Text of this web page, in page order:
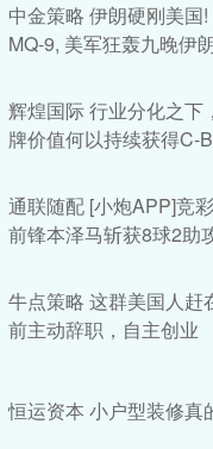
中金策略 伊朗硬刚美国
MQ-9, 美军狂轰九晚伊
辉煌国际 行业分化之下
牌价值何以持续获得C-
通联随配 [小炮APP]竞
前锋本泽马斩获8球2助
牛点策略 这群美国人赶
前主动辞职，自主创业
恒运资本 小户型装修真